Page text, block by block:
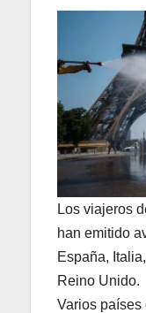
Los viajeros
han emitido
España,
Reino Unido.
Varios países